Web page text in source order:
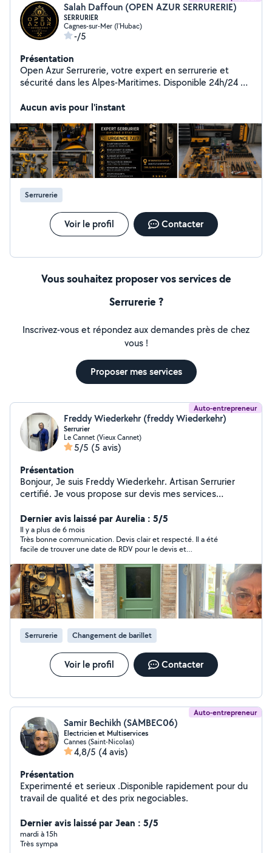
Salah Daffoun (OPEN AZUR SERRURERIE)
SERRURIER
Cagnes-sur-Mer (l'Hubac)
-/5
Présentation
Open Azur Serrurerie, votre expert en serrurerie et
sécurité dans les Alpes-Maritimes. Disponible 24h/24 et
rapidement pour toute ouverture de porte, dépannage,
de serrures haute sécurité. Devis gratuit, tarifs
transparents.
Aucun avis pour l'instant
Serrurerie
Voir le profil Contacter
Vous souhaitez proposer vos services de
Serrurerie ?
Inscrivez-vous et répondez aux demandes près de chez
vous !
Proposer mes services
Auto-entrepreneur
Freddy Wiederkehr (freddy Wiederkehr)
Serrurier
Le Cannet (Vieux Cannet)
5/5 (5 avis)
Présentation
Bonjour, Je suis Freddy Wiederkehr. Artisan Serrurier
certifié. Je vous propose sur devis mes services
connectée, pour sécuriser et contrôler votre porte
d'entrée. - Porte blindée. - Menuiseries, Aluminium ,
PVC, Bois. - Volets roulants, Volets battants. - Stores.
Travail soigné.
Dernier avis laissé par Aurelia : 5/5
Il y a plus de 6 mois
Très bonne communication. Devis clair et respecté. Il a été
facile de trouver une date de RDV pour le devis et
serrure connectée. Je suis ravie tout fonctionne, merci
beaucoup. Je recommande vivement
Serrurerie Changement de barillet
Voir le profil Contacter
Auto-entrepreneur
Samir Bechikh (SAMBEC06)
Electricien et Multiservices
Cannes (Saint-Nicolas)
4,8/5 (4 avis)
Présentation
Experimenté et serieux .Disponible rapidement pour du
travail de qualité et des prix negociables.
Dernier avis laissé par Jean : 5/5
mardi à 15h
Très sympa